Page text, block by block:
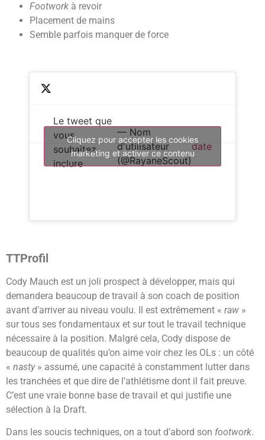
Footwork à revoir
Placement de mains
Semble parfois manquer de force
Le tweet que
vous
souhaitez
inclure
— Nom
d'utilisateur
(@RayaneScout)
date
Cliquez pour accepter les cookies
marketing et activer ce contenu
TTProfil
Cody Mauch est un joli prospect à développer, mais qui
demandera beaucoup de travail à son coach de position
avant d’arriver au niveau voulu. Il est extrêmement « raw »
sur tous ses fondamentaux et sur tout le travail technique
nécessaire à la position. Malgré cela, Cody dispose de
beaucoup de qualités qu’on aime voir chez les OLs : un côté
« nasty» assumé, une capacité à constamment lutter dans
les tranchées et que dire de l’athlétisme dont il fait preuve.
C’est une vraie bonne base de travail et qui justifie une
sélection à la Draft.
Dans les soucis techniques, on a tout d’abord son footwork.